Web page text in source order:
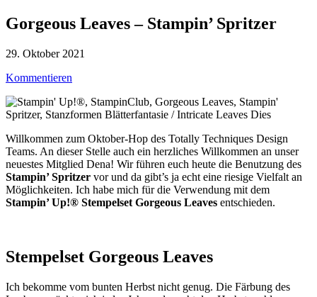
Gorgeous Leaves – Stampin’ Spritzer
29. Oktober 2021
Kommentieren
Willkommen zum Oktober-Hop des Totally Techniques Design
Teams. An dieser Stelle auch ein herzliches Willkommen an unser
neuestes Mitglied Dena! Wir führen euch heute die Benutzung des
Stampin’ Spritzer vor und da gibt’s ja echt eine riesige Vielfalt an
Möglichkeiten. Ich habe mich für die Verwendung mit dem
Stampin’ Up!® Stempelset Gorgeous Leaves entschieden.
Stempelset Gorgeous Leaves
Ich bekomme vom bunten Herbst nicht genug. Die Färbung des